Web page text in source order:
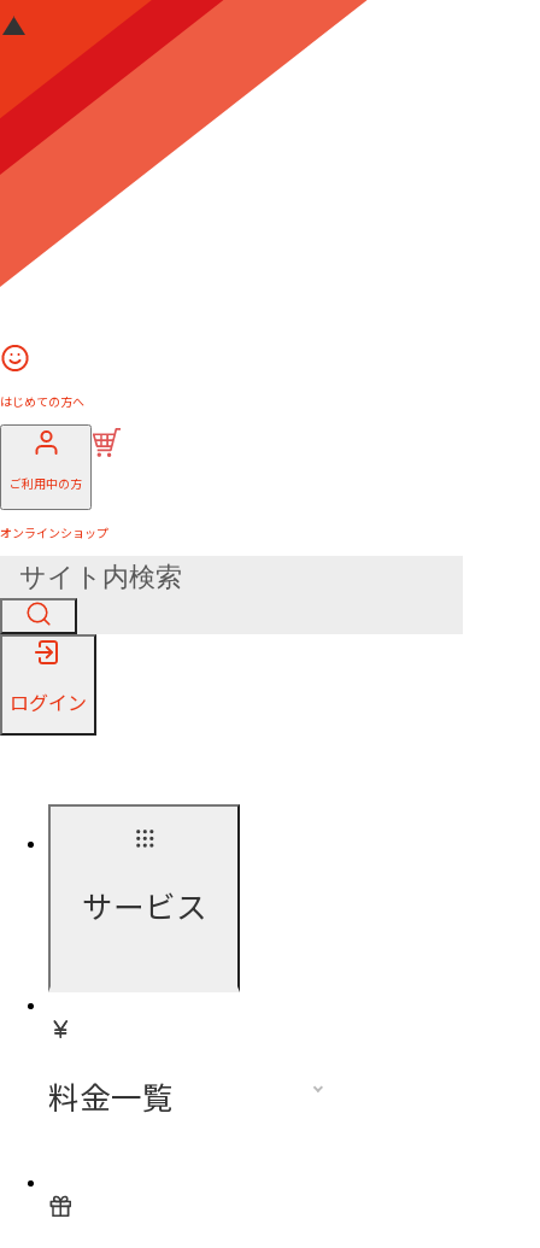
はじめての方へ
ご利用中の方
オンラインショップ
ログイン
サービス
料金一覧